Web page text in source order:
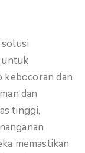
untuk
kebocoran dan
dan
tinggi,
memastikan